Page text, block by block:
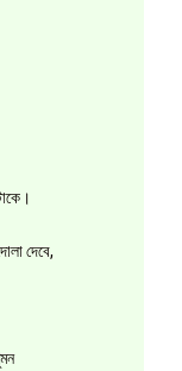
দেবে,